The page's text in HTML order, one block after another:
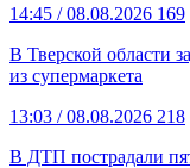
14:45 / 08.08.2026 169
В Тверской области
из супермаркета
13:03 / 08.08.2026 218
В ДТП пострадали